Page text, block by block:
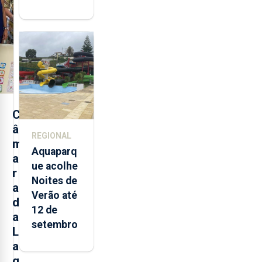
C
â
m
a
r
a
d
a
L
a
toneladas
de
alimentos
entre
2021 e
2025 nos
Açores
REGIONAL
Aquaparq
ue acolhe
Noites de
Verão até
12 de
setembro